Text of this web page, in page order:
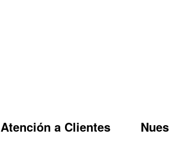
Atención a Clientes